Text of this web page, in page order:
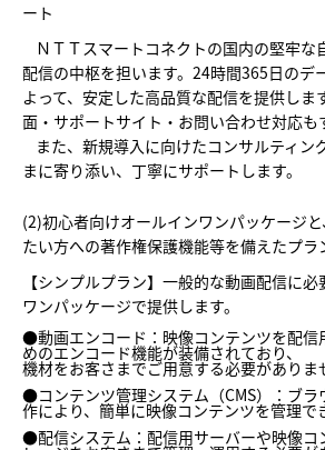
ート
ＮＴＴスマートコネクトの国内の堅牢な
配信の中枢を担います。24時間365日のデ
よって、安定した高品質な配信を提供しま
面・サポートサイト・お問い合わせ対応も
また、新規導入に向けたコンサルティン
まに寄り添い、丁寧にサポートします。
(2)初心者向けオールインワンパッケージ
たい方への著作権保護機能等を備えたプ
【シンプルプラン】一般的な動画配信に
ワンパッケージで提供します。
●動画エンコード：映像コンテンツを配信
めのエンコード機能が装備されており、
機材をお客さまでご用意する必要がありま
●コンテンツ管理システム（CMS）：ブラ
作により、簡単に映像コンテンツを管理で
●配信システム：配信用サーバーや映像コ